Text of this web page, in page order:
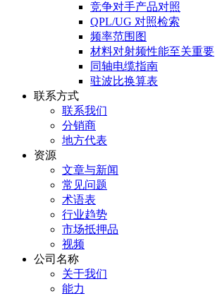
竞争对手产品对照
QPL/UG 对照检索
频率范围图
材料对射频性能至关重要
同轴电缆指南
驻波比换算表
联系方式
联系我们
分销商
地方代表
资源
文章与新闻
常见问题
术语表
行业趋势
市场抵押品
视频
公司名称
关于我们
能力